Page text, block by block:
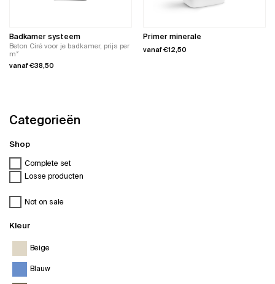
Badkamer systeem
Beton Ciré voor je badkamer, prijs per
m²
vanaf€38,50
variaties.
Deze
gekozen
de
productpagina
Primer minerale
vanaf€12,50
Categorieën
Shop
Complete set
Losse producten
Not on sale
Kleur
Beige
Blauw